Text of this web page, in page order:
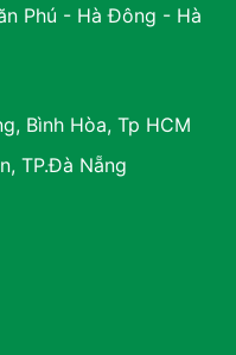
Phú - Hà Đông - Hà
Bình Hòa, Tp HCM
TP.Đà Nẵng